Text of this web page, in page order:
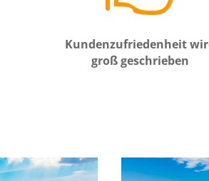
Kundenzufriedenheit
groß geschrieben